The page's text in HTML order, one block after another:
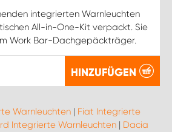
integrierten Warnleuchten
All-in-One-Kit verpackt. Sie
Work Bar-Dachgepäckträger.
HINZUFÜGEN
Warnleuchten| Fiat Integrierte
Integrierte Warnleuchten| Dacia